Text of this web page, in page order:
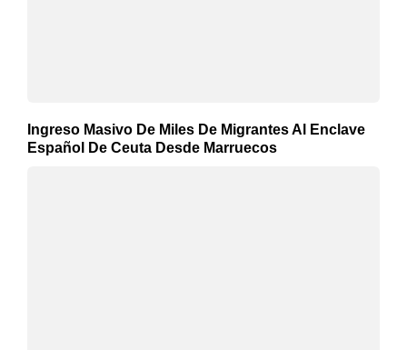
Ingreso Masivo De Miles De Migrantes Al Enclave
Español De Ceuta Desde Marruecos